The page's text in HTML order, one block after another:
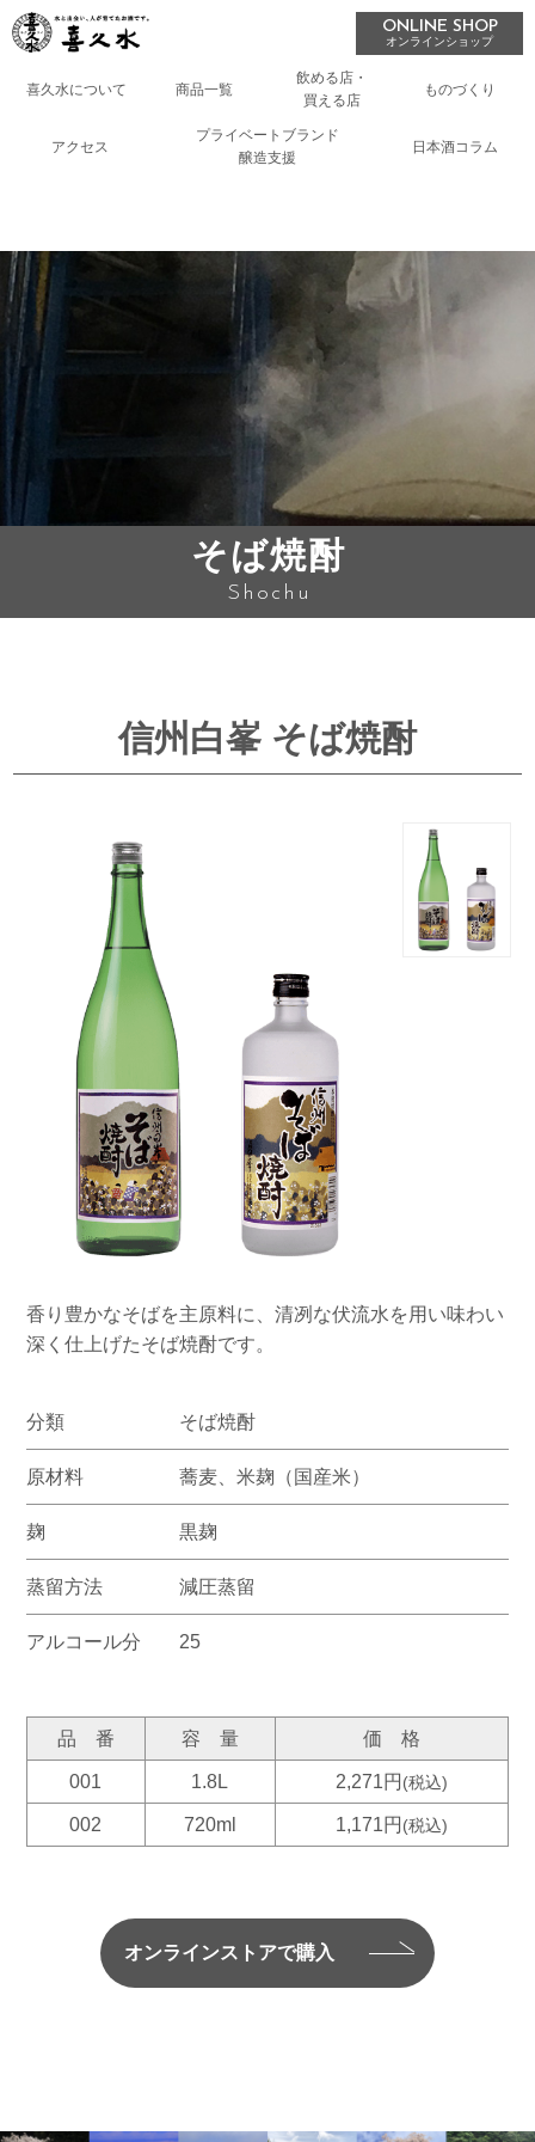
喜久水について 商品一覧
飲める店・
買える店
ものづくり
アクセス
プライベートブランド
醸造支援
日本酒コラム
ONLINE SHOP
オンラインショップ
そば焼酎
Shochu
信州白峯 そば焼酎
香り豊かなそばを主原料に、清冽な伏流水を用い味わい
深く仕上げたそば焼酎です。
分類 そば焼酎
原材料 蕎麦、米麹（国産米）
麹 黒麹
蒸留方法 減圧蒸留
アルコール分 25
品 番 容 量 価 格
001 1.8L 2,271円 (税込)
002 720ml 1,171円 (税込)
オンラインストアで購入